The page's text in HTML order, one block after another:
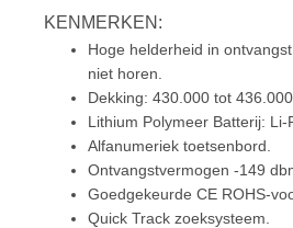
KENMERKEN:
Hoge helderheid in
niet horen.
Dekking: 430.000 tot 436.000
Lithium Polymeer Batterij: Li-
Alfanumeriek toetsenbord.
Ontvangstvermogen -149
Goedgekeurde CE ROHS-
Quick Track zoeksysteem.